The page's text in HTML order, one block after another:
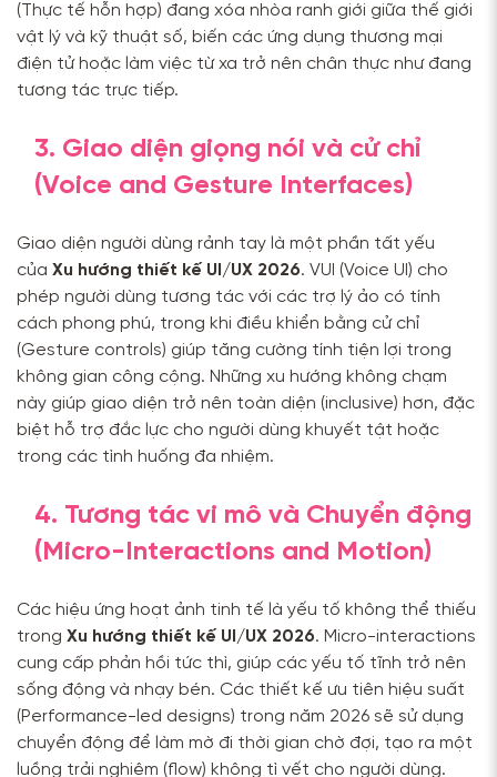
(Thực tế hỗn hợp) đang xóa nhòa ranh giới giữa thế giới
vật lý và kỹ thuật số, biến các ứng dụng thương mại
điện tử hoặc làm việc từ xa trở nên chân thực như đang
tương tác trực tiếp.
3. Giao diện giọng nói và cử chỉ
(Voice and Gesture Interfaces)
Giao diện người dùng rảnh tay là một phần tất yếu
của Xu hướng thiết kế UI/UX 2026. VUI (Voice UI) cho
phép người dùng tương tác với các trợ lý ảo có tính
cách phong phú, trong khi điều khiển bằng cử chỉ
(Gesture controls) giúp tăng cường tính tiện lợi trong
không gian công cộng. Những xu hướng không chạm
này giúp giao diện trở nên toàn diện (inclusive) hơn, đặc
biệt hỗ trợ đắc lực cho người dùng khuyết tật hoặc
trong các tình huống đa nhiệm.
4. Tương tác vi mô và Chuyển động
(Micro-Interactions and Motion)
Các hiệu ứng hoạt ảnh tinh tế là yếu tố không thể thiếu
trong Xu hướng thiết kế UI/UX 2026. Micro-interactions
cung cấp phản hồi tức thì, giúp các yếu tố tĩnh trở nên
sống động và nhạy bén. Các thiết kế ưu tiên hiệu suất
(Performance-led designs) trong năm 2026 sẽ sử dụng
chuyển động để làm mờ đi thời gian chờ đợi, tạo ra một
luồng trải nghiệm (flow) không tì vết cho người dùng.